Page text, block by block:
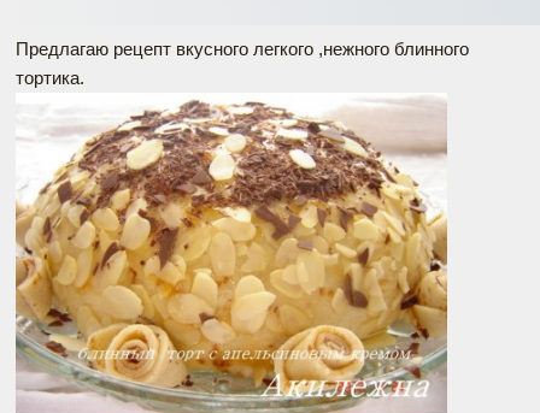
Предлагаю рецепт вкусного легкого ,нежного блинного
тортика.